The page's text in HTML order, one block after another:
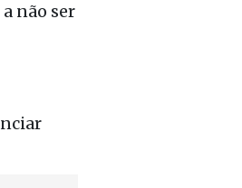
não ser